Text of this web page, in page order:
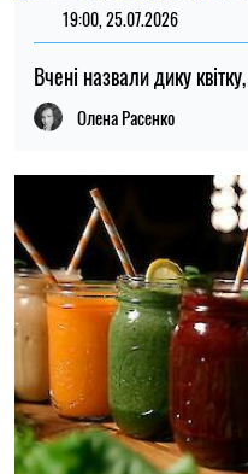
19:00, 25.07.2026
Вчені назвали дику
Олена Расенко